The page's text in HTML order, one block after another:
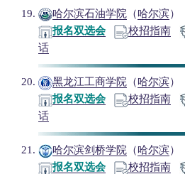
哈尔滨石油学院 （哈尔滨）
报名双选会
校招指南
话
黑龙江工商学院 （哈尔滨）
报名双选会
校招指南
话
哈尔滨剑桥学院 （哈尔滨）
报名双选会
校招指南